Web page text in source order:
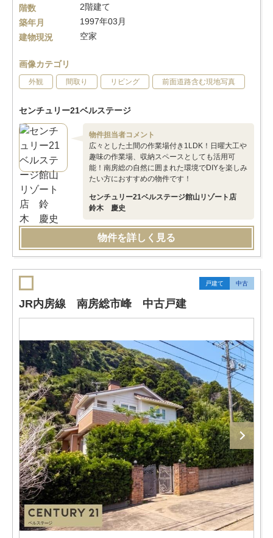
階数
2階建て
築年月
1997年03月
建物現況
空家
画像カテゴリ
外観 間取り リビング 前面道路含む現地写真
センチュリー21ベルステージ
物件担当者コメント
広々とした土間の作業場付き1LDK！日曜大工や
趣味の作業場、収納スペースとしても活用可
能！南房総の自然に囲まれた環境でDIYを楽しみ
たい方におすすめの物件です！
センチュリー21ベルステージ館山リゾート店
鈴木 慶史
物件を詳しく見る
戸建て 中古
JR内房線 南房総市峰 中古戸建